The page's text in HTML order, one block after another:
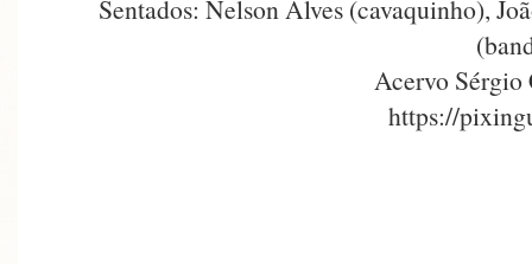
Sentados: Nelson Alves (cavaquinho),
Acervo Sérgio
https://